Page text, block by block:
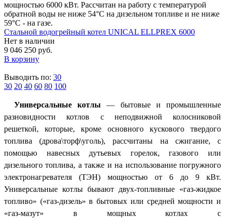
мощностью 6000 кВт. Рассчитан на работу с температурой
обратной воды не ниже 54°С на дизельном топливе и не ниже
59°С - на газе.
Стальной водогрейный котел UNICAL ELLPREX 6000
Нет в наличии
9 046 250 руб.
В корзину
Выводить по: 30
30 20 40 60 80 100
Универсальные котлы — бытовые и промышленные
разновидности котлов с неподвижной колосниковой
решеткой, которые, кроме основного кускового твердого
топлива (дрова\торф\уголь), рассчитаны на сжигание, с
помощью навесных дутьевых горелок, газового или
дизельного топлива, а также и на использование погружного
электронагревателя (ТЭН) мощностью от 6 до 9 кВт.
Универсальные котлы бывают двух-топливные «газ-жидкое
топливо» («газ-дизель» в бытовых или средней мощности и
«газ-мазут» в мощных котлах с